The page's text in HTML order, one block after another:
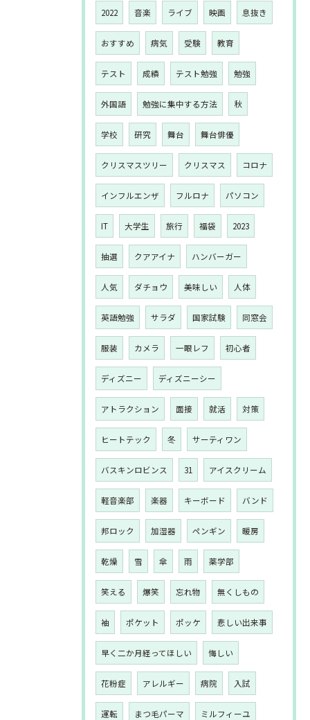
2022 音楽 ライブ 映画 息抜き
おすすめ 病気 受験 教育
テスト 成績 テスト勉強 勉強
外国語 勉強に集中する方法 秋
学校 研究 舞台 舞台俳優
クリスマスツリー クリスマス コロナ
インフルエンザ フルロナ パソコン
IT 大学生 旅行 福袋 2023
抽選 クアアイナ ハンバーガー
人気 ダチョウ 美味しい 人体
英語勉強 サラダ 国家試験 同窓会
服装 カメラ 一眼レフ 初心者
ディズニー ディズニーシー
アトラクション 面接 就活 対策
ヒートテック 冬 サーティワン
バスキンロビンス 31 アイスクリーム
軽音楽部 楽器 キーボード バンド
邦ロック 加湿器 ペンギン 暖房
乾燥 雪 傘 雨 薬学部
笑える 爆笑 忘れ物 無くしもの
袖 ポケット ポッケ 悲しい出来事
早く二か月経ってほしい 悔しい
花粉症 アレルギー 病院 入試
運転 まつ毛パーマ ミルフィーユ